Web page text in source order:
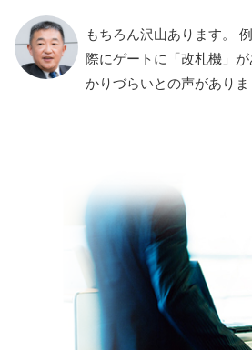
もちろん沢山あります。
際にゲートに「改札機」
かりづらいとの声がありま